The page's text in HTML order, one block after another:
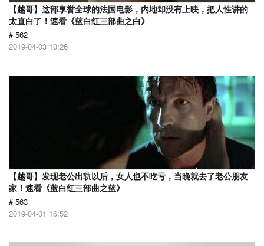
【越哥】这部享誉全球的法国电影，内地却没有上映，把人性讲的
太直白了！速看《蓝白红三部曲之白》
# 562
2019-04-03 10:26
【越哥】发现老公出轨以后，女人也不吃亏，当晚就去了老公朋友
家！速看《蓝白红三部曲之蓝》
# 563
2019-04-01 16:52